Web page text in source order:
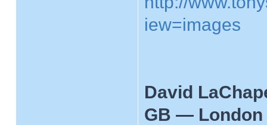
iew=images
David
GB — London